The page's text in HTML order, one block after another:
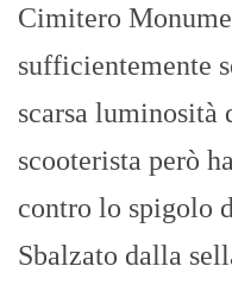
Cimitero
sufficientemente
scarsa luminosità
scooterista però
contro lo spigolo
Sbalzato dalla